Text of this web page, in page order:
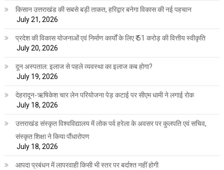
किसान उत्तराखंड की सबसे बड़ी ताकत, हरिद्वार बनेगा विकास की नई पहचान
July 21, 2026
प्रदेश की विकास योजनाओं एवं निर्माण कार्यों के लिए ₹ 51 करोड़ की वित्तीय स्वीकृति
July 20, 2026
दून अस्पताल: इलाज से पहले व्यवस्था का इलाज कब होगा?
July 19, 2026
देहरादून-ऋषिकेश चार लेन परियोजना पेड़ कटाई पर सीएम धामी ने लगाई रोक
July 18, 2026
उत्तराखंड संस्कृत विश्वविद्यालय में लोक पर्व हरेला के अवसर पर कुलपति एवं सचिव,
संस्कृत शिक्षा ने किया पौंधारोपण
July 18, 2026
आपदा प्रबंधन में लापरवाही किसी भी स्तर पर बर्दाश्त नहीं होगी